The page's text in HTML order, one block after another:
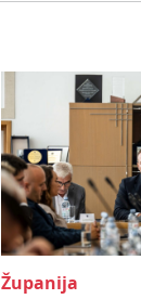
Županija